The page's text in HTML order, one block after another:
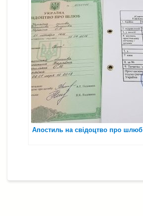
Апостиль на свідоцтво про шлюб